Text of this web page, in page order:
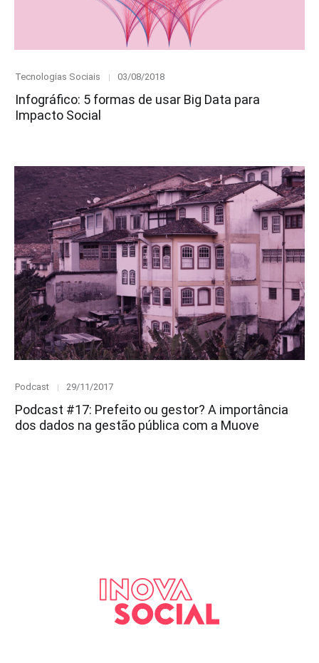
Category
Tecnologias Sociais
Posted
03/08/2018
Infográfico: 5 formas de usar Big Data para
Impacto Social
Category
Podcast
Posted
29/11/2017
Podcast #17: Prefeito ou gestor? A importância
dos dados na gestão pública com a Muove